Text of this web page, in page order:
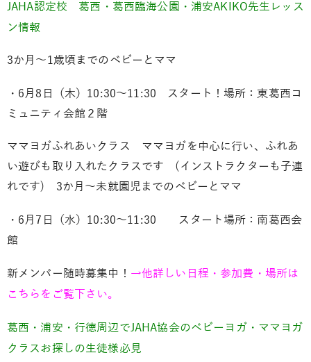
JAHA認定校 葛西・葛西臨海公園・浦安AKIKO先生レッス
ン情報
3か月～1歳頃までのベビーとママ
・6月8日（木）10:30～11:30 スタート！場所：東葛西コ
ミュニティ会館２階
ママヨガふれあいクラス ママヨガを中心に行い、ふれあ
い遊びも取り入れたクラスです (インストラクターも子連
れです) 3か月～未就園児までのベビーとママ
・6月7日（水）10:30～11:30 スタート場所：南葛西会
館
新メンバー随時募集中！ →他詳しい日程・参加費・場所は
こちらをご覧下さい。
葛西・浦安・行徳周辺でJAHA協会のベビーヨガ・ママヨガ
クラスお探しの生徒様必見